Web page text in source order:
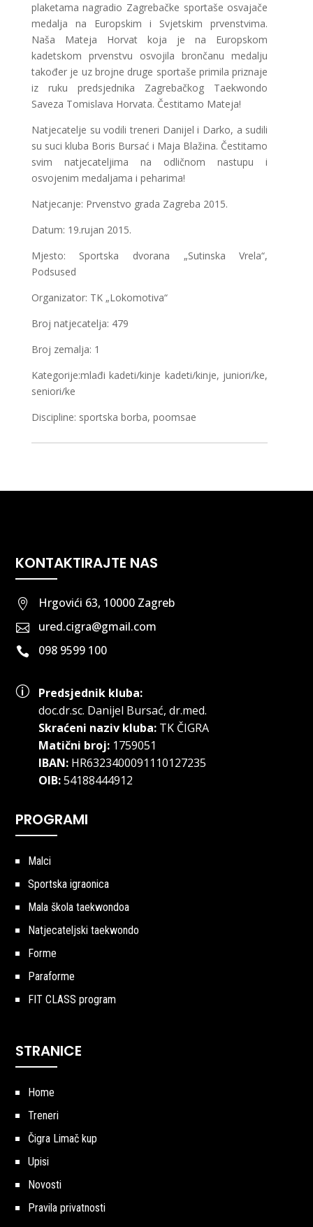
plaketama nagradio Zagrebačke sportaše osvajače
medalja na Europskim i Svjetskim prvenstvima.
Naša Mateja Horvat koja je na Europskom
kadetskom prvenstvu osvojila brončanu medalju
također je uz brojne druge sportaše primila priznaje
iz ruku predsjednika Zagrebačkog Taekwondo
Saveza Tomislava Horvata. Čestitamo Mateja!
Natjecatelje su vodili treneri Danijel i Darko, a sudili
su suci kluba Boris Bursać i Maja Blažina. Čestitamo
svim natjecateljima na odličnom nastupu i
osvojenim medaljama i peharima!
Natjecanje: Prvenstvo grada Zagreba 2015.
Datum: 19.rujan 2015.
Mjesto: Sportska dvorana „Sutinska Vrela“,
Podsused
Organizator: TK „Lokomotiva“
Broj natjecatelja: 479
Broj zemalja: 1
Kategorije:mlađi kadeti/kinje kadeti/kinje, juniori/ke,
seniori/ke
Discipline: sportska borba, poomsae
KONTAKTIRAJTE NAS
 Hrgovići 63, 10000 Zagreb
 ured.cigra@gmail.com
 098 9599 100
p
Predsjednik kluba:
doc.dr.sc. Danijel Bursać, dr.med.
Skraćeni naziv kluba:TK ČIGRA
Matični broj:1759051
IBAN:HR6323400091110127235
OIB:54188444912
PROGRAMI
Malci
Sportska igraonica
Mala škola taekwondoa
Natjecateljski taekwondo
Forme
Paraforme
FIT CLASS program
STRANICE
Home
Treneri
Čigra Limač kup
Upisi
Novosti
Pravila privatnosti